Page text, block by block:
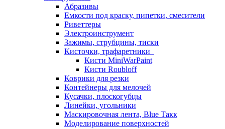
Абразивы
Емкости под краску, пипетки, смесители
Риветтеры
Электроинструмент
Зажимы, струбцины, тиски
Кисточки, трафаретники
Кисти MiniWarPaint
Кисти Roubloff
Коврики для резки
Контейнеры для мелочей
Кусачки, плоскогубцы
Линейки, угольники
Маскировочная лента, Blue Такк
Моделирование поверхностей